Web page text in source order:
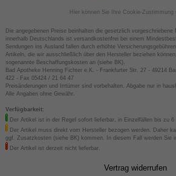
Hier können Sie Ihre Cookie-Zustimmung
Die angegebenen Preise beinhalten die gesetzlich vorgeschriebene
innerhalb Deutschlands ist versandkostenfrei bei einem
Sendungen ins Ausland fallen durch erhöhte
Artikeln, die wir ausschließlich über den Hersteller beziehen
sogenannte Beschaffungskosten an (siehe BK).
Bad Apotheke Henning Fichter e.K. - Frankfurter Str. 27 - 49214
422 - Fax 05424 / 21 64 47
Preisänderungen und Irrtümer sind vorbehalten. Abgabe nur in
Alle Angaben ohne Gewähr.
Verfügbarkeit:
Der Artikel ist in der Regel sofort lieferbar, in Einzelfällen bis zu 6
Der Artikel muss direkt vom Hersteller bezogen werden. Daher
ggf. Zusatzkosten (siehe BK) kommen. In diesem Fall werden Sie
Der Artikel ist derzeit nicht lieferbar.
Vertrag widerrufen